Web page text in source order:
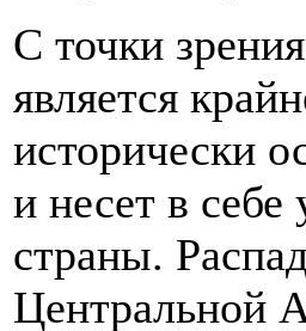
С точки
является
исторически
и несет в себе
страны.
Центральной